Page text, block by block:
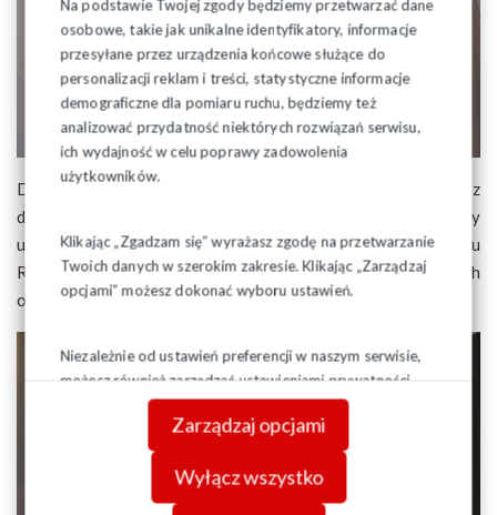
Na podstawie Twojej zgody będziemy przetwarzać dane
osobowe, takie jak unikalne identyfikatory, informacje
przesyłane przez urządzenia końcowe służące do
personalizacji reklam i treści, statystyczne informacje
demograficzne dla pomiaru ruchu, będziemy też
analizować przydatność niektórych rozwiązań serwisu,
ich wydajność w celu poprawy zadowolenia
użytkowników.
Klikając „Zgadzam się” wyrażasz zgodę na przetwarzanie
Twoich danych w szerokim zakresie. Klikając „Zarządzaj
opcjami” możesz dokonać wyboru ustawień.
Niezależnie od ustawień preferencji w naszym serwisie,
możesz również zarządzać ustawieniami prywatności
swojej przeglądarki. Więcej informacji o przetwarzaniu
danych znajdziesz wPolityce prywatności.
Zarządzaj opcjami
Wyłącz wszystko
Delegaci na XXVIII WZDR wysłuchali informacji z
dotychczasowej działalności Związku, przeprowadzili wybory
uzupełniające na wakujące miejsca mandatowe do Zarządu
Regionu oraz zajelistanowiskaw sprawach pracowniczych
oraz społeczno - politycznuch.